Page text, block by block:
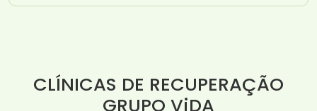
CLÍNICAS DE RECUPERAÇÃO
GRUPO ViDA